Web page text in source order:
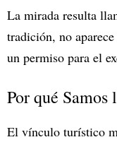
La mirada resulta
tradición, no
un permiso para el
Por qué Samos
El vínculo turístico